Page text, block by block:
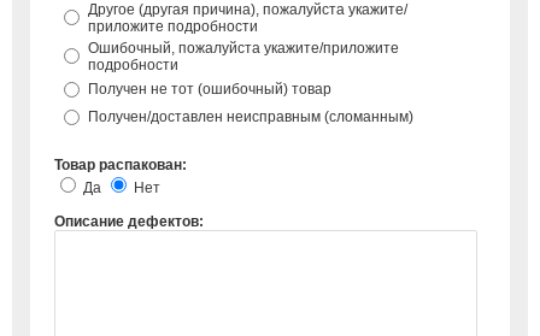
Другое (другая причина), пожалуйста укажите/
приложите подробности
Ошибочный, пожалуйста укажите/приложите
подробности
Получен не тот (ошибочный) товар
Получен/доставлен неисправным (сломанным)
Товар распакован:
Да
Нет
Описание дефектов: